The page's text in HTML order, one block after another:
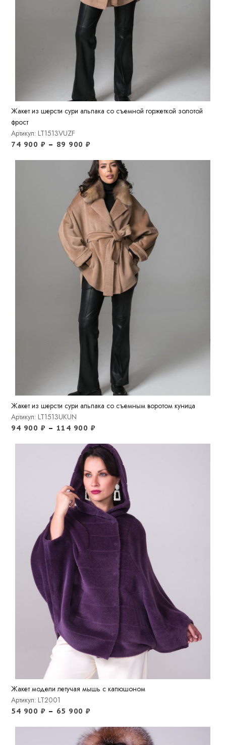
Жакет из шерсти сури альпака со съемной горжеткой золотой
фрост
Артикул: LT1513VUZF
74 900 ₽ – 89 900₽
Жакет из шерсти сури альпака со съемным воротом куница
Артикул: LT1513UKUN
94 900 ₽ – 114 900 ₽
Жакет модели летучая мышь с капюшоном
Артикул: LT2001
54 900 ₽ – 65 900₽